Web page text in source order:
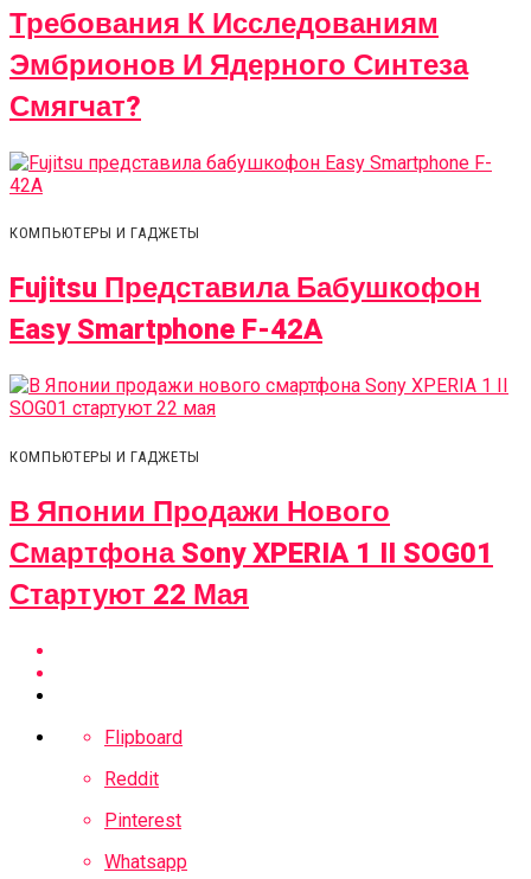
Требования К Исследованиям
Эмбрионов И Ядерного Синтеза
Смягчат?
КОМПЬЮТЕРЫ И ГАДЖЕТЫ
Fujitsu Представила Бабушкофон
Easy Smartphone F-42A
КОМПЬЮТЕРЫ И ГАДЖЕТЫ
В Японии Продажи Нового
Смартфона Sony XPERIA 1 II SOG01
Стартуют 22 Мая
Flipboard
Reddit
Pinterest
Whatsapp